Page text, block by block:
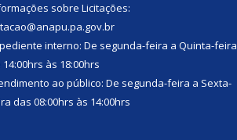
sobre Licitações:
interno: De segunda-feira a Quinta-feira
14:00hrs às 18:00hrs
ao público: De segunda-feira a Sexta-
das 08:00hrs às 14:00hrs